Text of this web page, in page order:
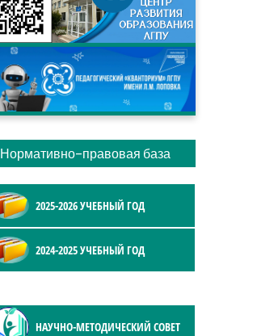
Нормативно-правовая база
2025-2026 УЧЕБНЫЙ ГОД
2024-2025 УЧЕБНЫЙ ГОД
НАУЧНО-МЕТОДИЧЕСКИЙ СОВЕТ